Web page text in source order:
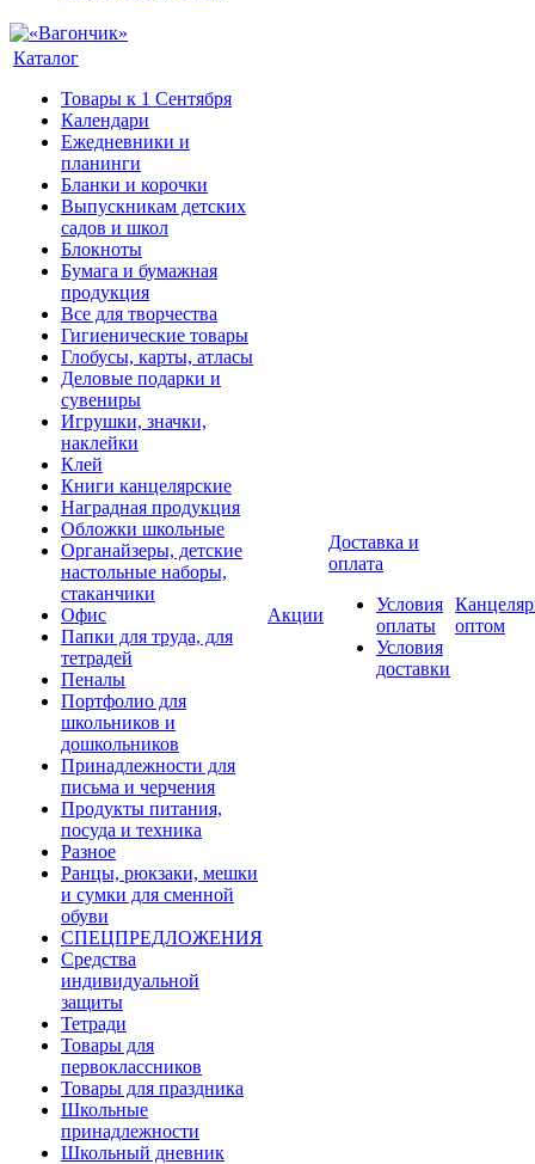
Каталог
Товары к 1 Сентября
Календари
Ежедневники и
планинги
Бланки и корочки
Выпускникам детских
садов и школ
Блокноты
Бумага и бумажная
продукция
Все для творчества
Гигиенические товары
Глобусы, карты, атласы
Деловые подарки и
сувениры
Игрушки, значки,
наклейки
Клей
Книги канцелярские
Наградная продукция
Обложки школьные
Органайзеры, детские
настольные наборы,
стаканчики
Офис
Папки для труда, для
тетрадей
Пеналы
Портфолио для
школьников и
дошкольников
Принадлежности для
письма и черчения
Продукты питания,
посуда и техника
Разное
Ранцы, рюкзаки, мешки
и сумки для сменной
обуви
СПЕЦПРЕДЛОЖЕНИЯ
Средства
индивидуальной
защиты
Тетради
Товары для
первоклассников
Товары для праздника
Школьные
принадлежности
Школьный дневник
Акции
Доставка и
оплата
Условия
оплаты
Условия
доставки
оптом